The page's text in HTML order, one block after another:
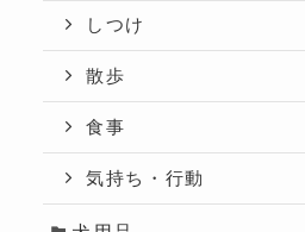
しつけ
散歩
食事
気持ち・行動